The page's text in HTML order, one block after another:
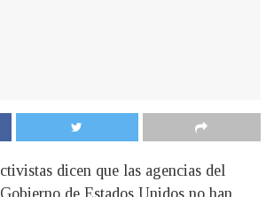
ctivistas dicen que las agencias del